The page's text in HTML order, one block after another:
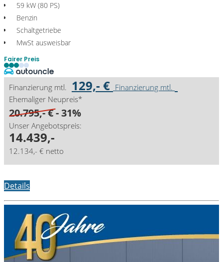
59 kW (80 PS)
Benzin
Schaltgetriebe
MwSt ausweisbar
Fairer Preis
Finanzierung mtl. 129,- € Finanzierung mtl.
Ehemaliger Neupreis*
20.795,- €- 31%
Unser Angebotspreis:
14.439,-
12.134,- € netto
Details